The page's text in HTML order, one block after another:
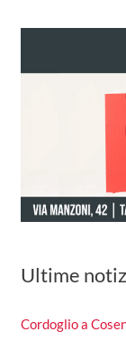
Ultime
Cordoglio a